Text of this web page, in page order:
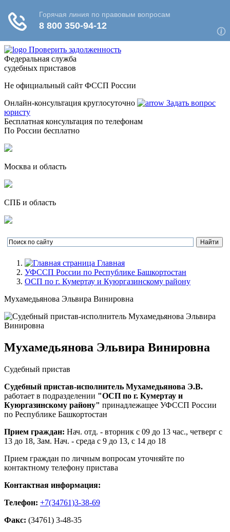
Проверить задолженность
Федеральная служба
судебных приставов
Не официальный сайт ФССП России
Онлайн-консультация круглосуточно
Задать вопрос
юристу
Бесплатная консультация по телефонам
По России бесплатно
Москва и область
СПБ и область
Главная
УФССП России по Республике Башкортостан
ОСП по г. Кумертау и Куюргазинскому району
Мухамедьянова Эльвира Винировна
Мухамедьянова Эльвира Винировна
Судебный пристав
Судебный пристав-исполнитель Мухамедьянова Э.В.
работает в подразделении "ОСП по г. Кумертау и
Куюргазинскому району" принадлежащее УФССП России
по Республике Башкортостан
Прием граждан: Нач. отд. - вторник с 09 до 13 час., четверг с
13 до 18, Зам. Нач. - среда с 9 до 13, с 14 до 18
Прием граждан по личным вопросам уточняйте по
контактному телефону пристава
Контактная информация:
Телефон: +7(34761)3-38-69
Факс: (34761) 3-48-35